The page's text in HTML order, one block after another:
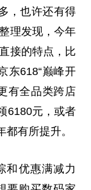
，也许还有得
理发现，今年
接的特点，比
东618“巅峰开
有全品类跨店
6180元，或者
有所提升。
和优惠满减力